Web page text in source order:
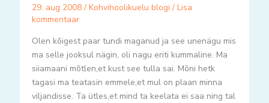
29. aug 2008 / Kohvihoolikuelu blogi / Lisa
kommentaar
Olen kõigest paar tundi maganud ja see unenägu mis
ma selle jooksul nägin, oli nagu eriti kummaline. Ma
siiamaani mõtlen,et kust see tulla sai. Mõni hetk
tagasi ma teatasin emmele,et mul on plaan minna
viljandisse. Ta ütles,et mind ta keelata ei saa ning tal